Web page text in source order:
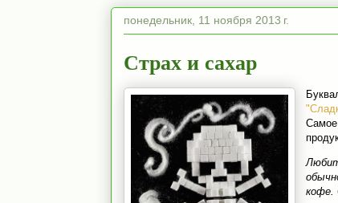
понедельник, 11 ноября 2013 г.
Страх и сахар
Самое
кофе.